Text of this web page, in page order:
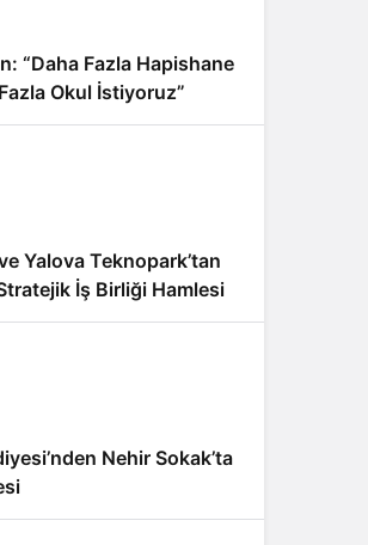
“Daha Fazla Hapishane
Okul İstiyoruz”
Yalova Teknopark’tan
İş Birliği Hamlesi
Nehir Sokak’ta